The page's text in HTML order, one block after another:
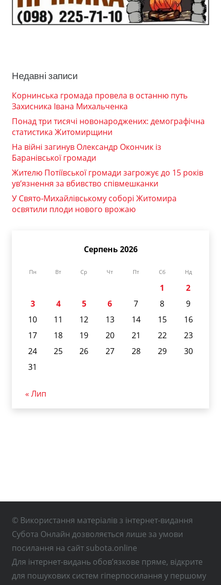
Недавні записи
Корнинська громада провела в останню путь
Захисника Івана Михальченка
Понад три тисячі новонароджених: демографічна
статистика Житомирщини
На війні загинув Олександр Окончик із
Баранівської громади
Жителю Потіївської громади загрожує до 15 років
ув’язнення за вбивство співмешканки
У Свято-Михайлівському соборі Житомира
освятили плоди нового врожаю
Серпень 2026
Пн Вт Ср Чт Пт Сб Нд
1
2
3
4 5 6 7 8
9
10
11 12 13 14 15
16
17
18 19 20 21 22
23
24
25 26 27 28 29
30
31
« Лип
© Використання матеріалів з інтернет-видання
Субота Онлайн дозволяється лише за умови
посилання на сайт subota.online
Для інтернет-видань обов’язкове пряме, відкрите
для пошукових систем гіперпосилання у першому